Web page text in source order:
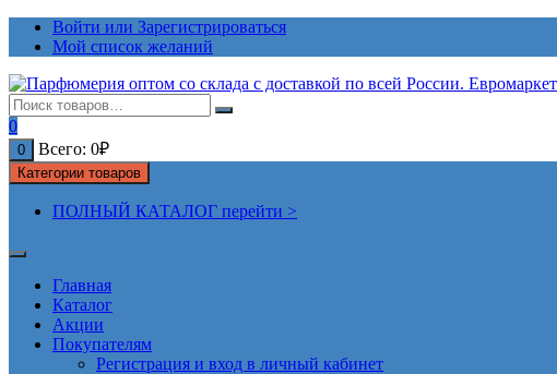
ПерейтиВойти или Зарегистрироваться
Мой список желаний
0
0 Всего: 0₽
Категории товаров
ПОЛНЫЙ КАТАЛОГ перейти >
Главная
Каталог
Акции
Покупателям
Регистрация и вход в личный кабинет